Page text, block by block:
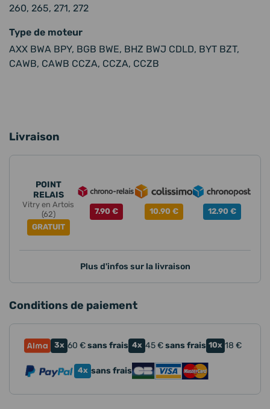
260, 265, 271, 272
Type de moteur
AXX BWA BPY, BGB BWE, BHZ BWJ CDLD, BYT BZT,
CAWB, CAWB CCZA, CCZA, CCZB
Livraison
POINT
RELAIS
Vitry en Artois
(62)
GRATUIT
7.90 € 10.90 € 12.90 €
Plus d'infos sur la livraison
Conditions de paiement
3x 60 €sans frais 4x 45€sans frais 10x 18 €
4x sans frais